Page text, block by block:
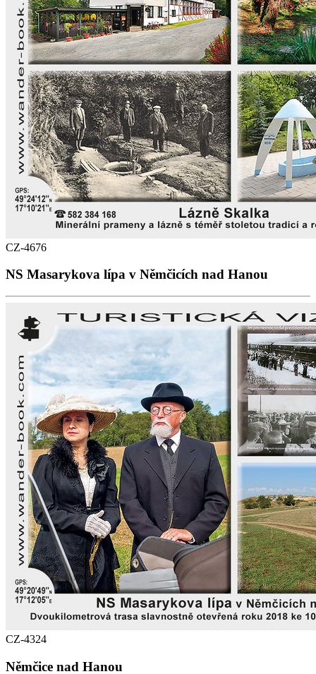
CZ-4676
NS Masarykova lípa v Němčicích nad Hanou
CZ-4324
Němčice nad Hanou